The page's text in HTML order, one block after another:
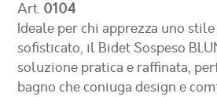
Art. 0104
Ideale per chi apprezza uno
sofisticato, il Bidet Sospeso
soluzione pratica e raffinata,
bagno che coniuga design e